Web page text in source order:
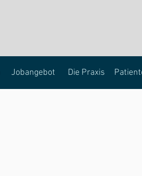
Jobangebot Die Praxis